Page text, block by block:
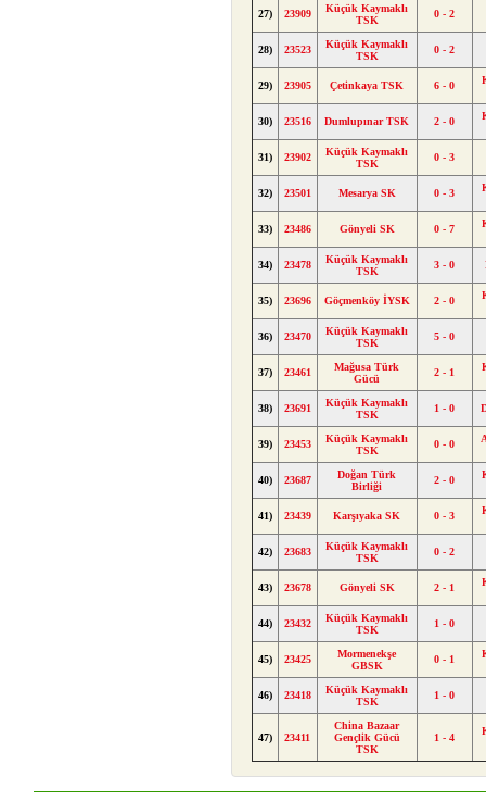
27) 23909
Küçük Kaymaklı
TSK
0 - 2
28) 23523
Küçük Kaymaklı
TSK
0 - 2
29) 23905 Çetinkaya TSK 6 - 0
30) 23516 Dumlupınar TSK 2 - 0
31) 23902
Küçük Kaymaklı
TSK
0 - 3
32) 23501 Mesarya SK 0 - 3
33) 23486 Gönyeli SK 0 - 7
34) 23478
Küçük Kaymaklı
TSK
3 - 0
35) 23696 Göçmenköy İYSK 2 - 0
36) 23470
Küçük Kaymaklı
TSK
5 - 0
37) 23461
Mağusa Türk
Gücü
2 - 1
38) 23691
Küçük Kaymaklı
TSK
1 - 0
39) 23453
Küçük Kaymaklı
TSK
0 - 0
40) 23687
Doğan Türk
Birliği
2 - 0
41) 23439 Karşıyaka SK 0 - 3
42) 23683
Küçük Kaymaklı
TSK
0 - 2
43) 23678 Gönyeli SK 2 - 1
44) 23432
Küçük Kaymaklı
TSK
1 - 0
45) 23425
Mormenekşe
GBSK
0 - 1
46) 23418
Küçük Kaymaklı
TSK
1 - 0
47) 23411
China Bazaar
Gençlik Gücü
TSK
1 - 4